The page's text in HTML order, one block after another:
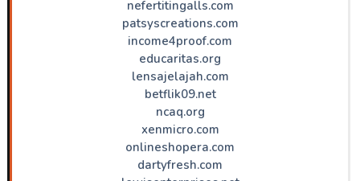
nefertitingalls.com
patsyscreations.com
income4proof.com
educaritas.org
lensajelajah.com
betflik09.net
ncaq.org
xenmicro.com
onlineshopera.com
dartyfresh.com